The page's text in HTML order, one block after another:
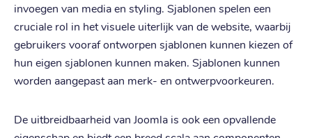
invoegen van media en styling. Sjablonen spelen een
cruciale rol in het visuele uiterlijk van de website, waarbij
gebruikers vooraf ontworpen sjablonen kunnen kiezen of
hun eigen sjablonen kunnen maken. Sjablonen kunnen
worden aangepast aan merk- en ontwerpvoorkeuren.
De uitbreidbaarheid van Joomla is ook een opvallende